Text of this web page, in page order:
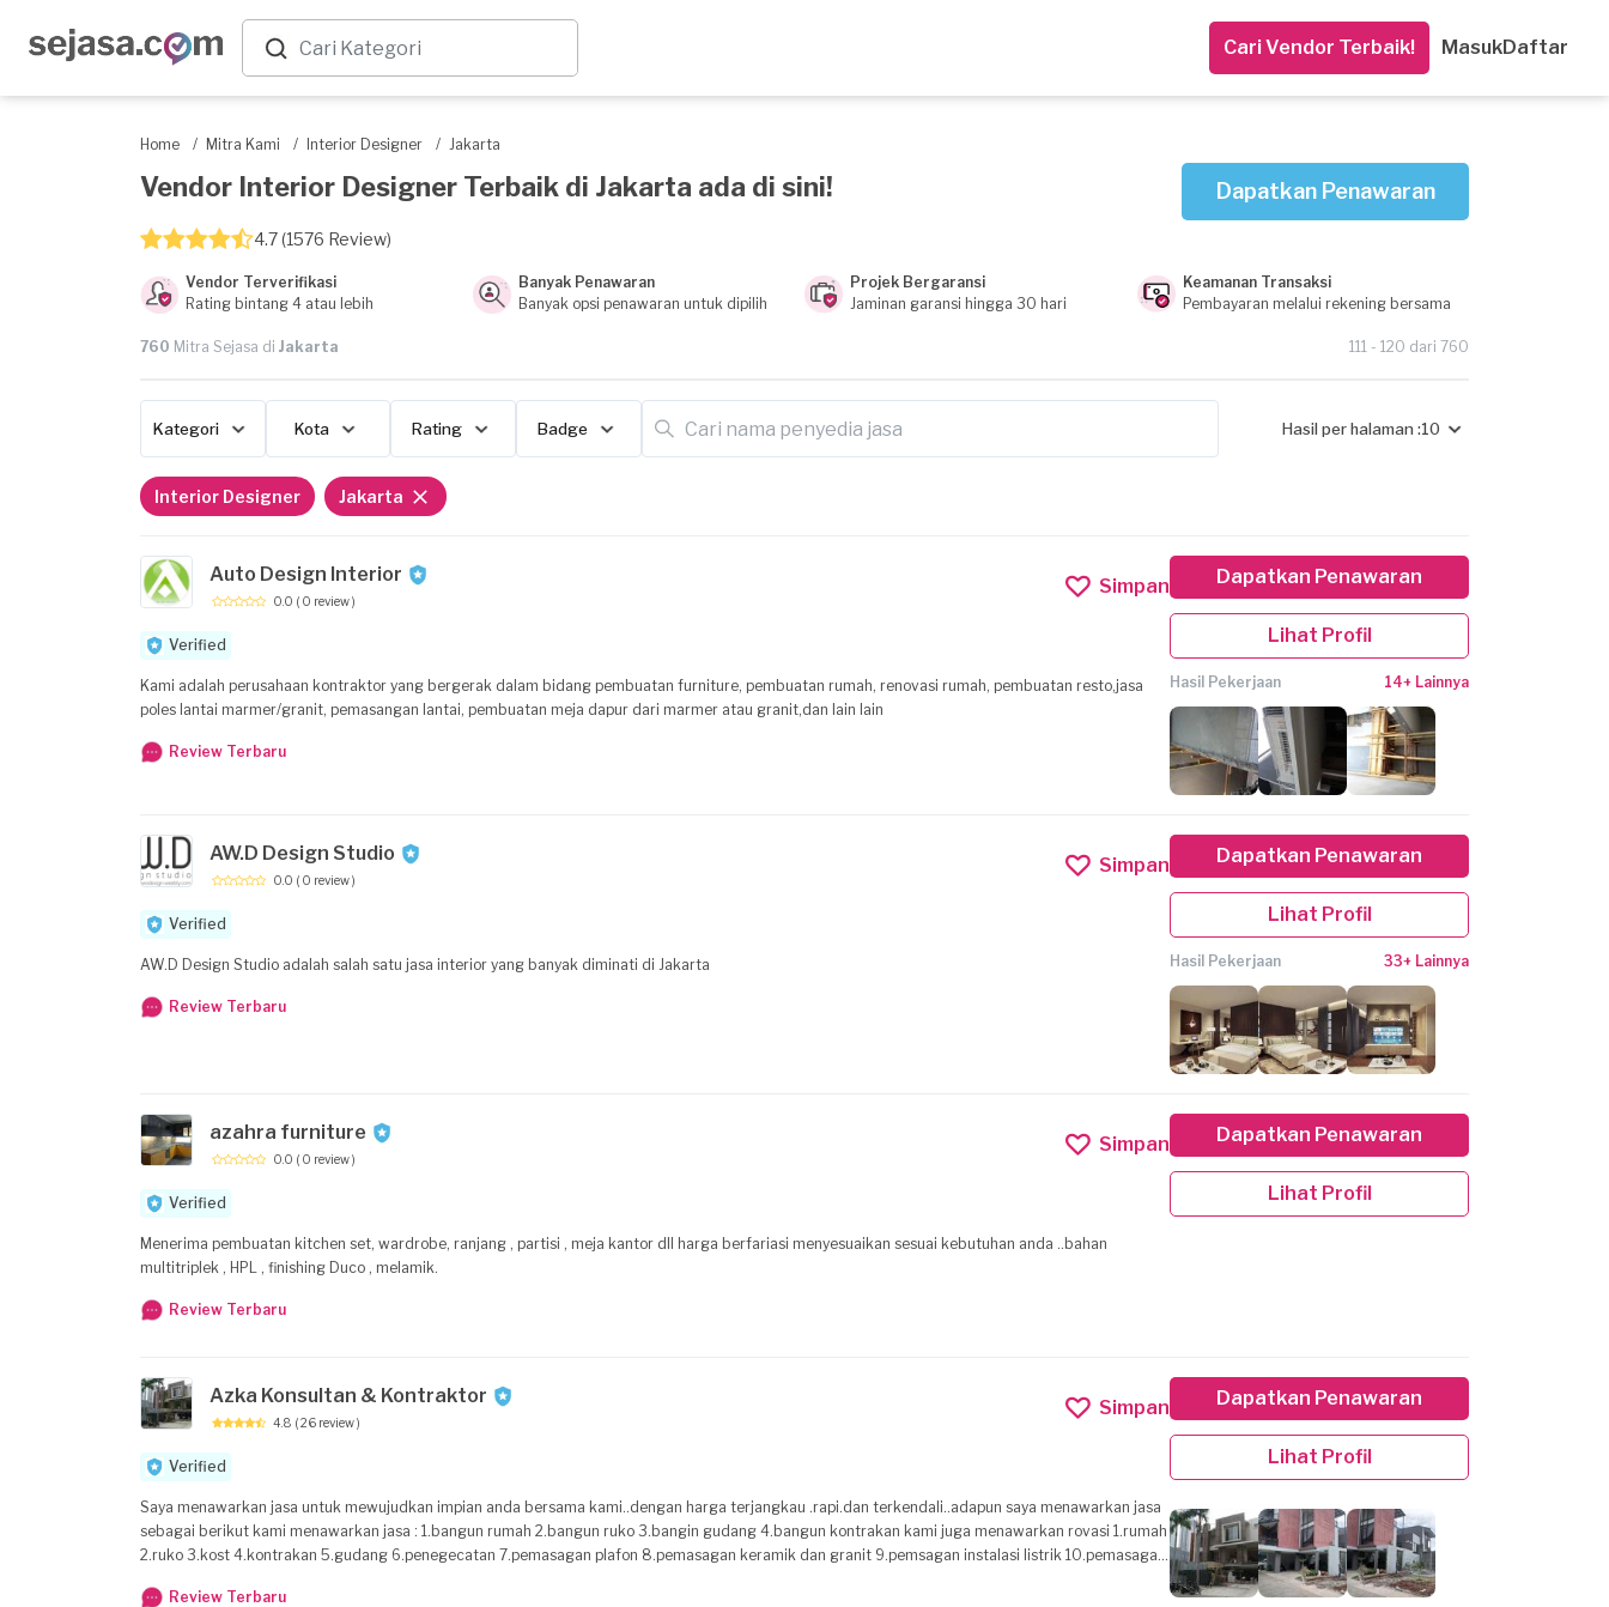
Cari Vendor Terbaik! MasukDaftar
Home / Mitra Kami / Interior Designer / Jakarta
Vendor Interior Designer Terbaik di Jakarta ada di sini!
4.7 (1576 Review)
Dapatkan Penawaran
Vendor Terverifikasi
Rating bintang 4 atau lebih
Banyak Penawaran
Banyak opsi penawaran untuk dipilih
Projek Bergaransi
Jaminan garansi hingga 30 hari
Keamanan Transaksi
Pembayaran melalui rekening bersama
760 Mitra Sejasa di Jakarta 111 - 120 dari 760
Kategori Kota Rating Badge Hasil per halaman :10
Interior Designer Jakarta
Auto Design Interior
0.0 ( 0 review )
Simpan
Verified
Kami adalah perusahaan kontraktor yang bergerak dalam bidang pembuatan furniture, pembuatan rumah, renovasi rumah, pembuatan resto,jasa
poles lantai marmer/granit, pemasangan lantai, pembuatan meja dapur dari marmer atau granit,dan lain lain
Review Terbaru
Dapatkan Penawaran
Lihat Profil
Hasil Pekerjaan 14+ Lainnya
AW.D Design Studio
0.0 ( 0 review )
Simpan
Verified
AW.D Design Studio adalah salah satu jasa interior yang banyak diminati di Jakarta
Review Terbaru
Dapatkan Penawaran
Lihat Profil
Hasil Pekerjaan 33+ Lainnya
azahra furniture
0.0 ( 0 review )
Simpan
Verified
Menerima pembuatan kitchen set, wardrobe, ranjang , partisi , meja kantor dll harga berfariasi menyesuaikan sesuai kebutuhan anda ..bahan
multitriplek , HPL , finishing Duco , melamik.
Review Terbaru
Dapatkan Penawaran
Lihat Profil
Azka Konsultan & Kontraktor
4.8 ( 26 review )
Simpan
Verified
Saya menawarkan jasa untuk mewujudkan impian anda bersama kami..dengan harga terjangkau .rapi.dan terkendali..adapun saya menawarkan jasa
sebagai berikut kami menawarkan jasa : 1.bangun rumah 2.bangun ruko 3.bangin gudang 4.bangun kontrakan kami juga menawarkan rovasi 1.rumah
2.ruko 3.kost 4.kontrakan 5.gudang 6.penegecatan 7.pemasagan plafon 8.pemasagan keramik dan granit 9.pemsagan instalasi listrik 10.pemasagan
Review Terbaru
Dapatkan Penawaran
Lihat Profil